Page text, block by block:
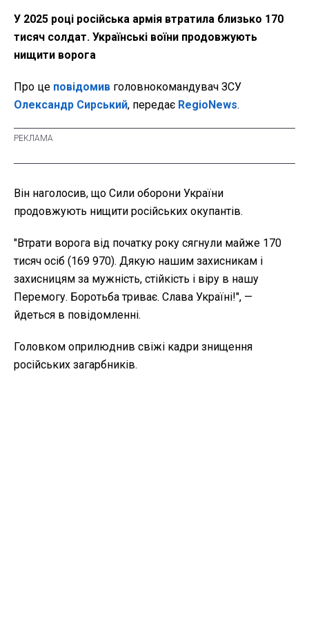
У 2025 році російська армія втратила близько 170
тисяч солдат. Українські воїни продовжують
нищити ворога
Про це повідомив головнокомандувач ЗСУ
Олександр Сирський, передає RegioNews.
Він наголосив, що Сили оборони України
продовжують нищити російських окупантів.
"Втрати ворога від початку року сягнули майже 170
тисяч осіб (169 970). Дякую нашим захисникам і
захисницям за мужність, стійкість і віру в нашу
Перемогу. Боротьба триває. Слава Україні!", —
йдеться в повідомленні.
Головком оприлюднив свіжі кадри знищення
російських загарбників.